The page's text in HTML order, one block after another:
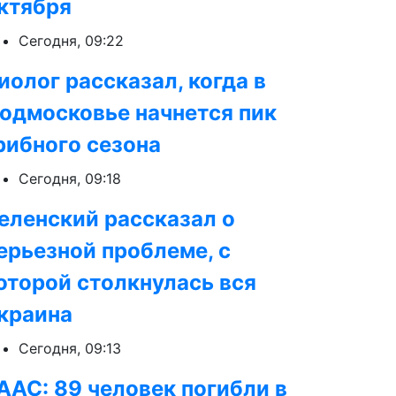
Сегодня, 09:22
рассказал, когда в
начнется пик
сезона
Сегодня, 09:18
рассказал о
проблеме, с
столкнулась вся
Сегодня, 09:13
89 человек погибли в